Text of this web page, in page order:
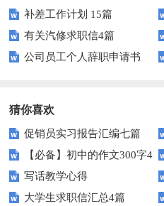
补差工作计划 15篇
有关汽修求职信4篇
公司员工个人辞职申请书
猜你喜欢
促销员实习报告汇编七篇
【必备】初中的作文300字4
篇 写话教学心得
大学生求职信汇总4篇